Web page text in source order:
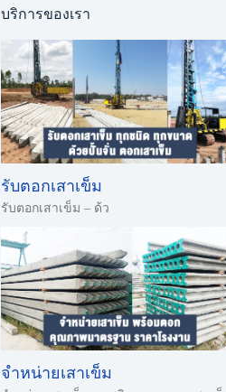
บริการของเรา
รับตอกเสาเข็ม
รับตอกเสาเข็ม – ด้ว
จำหน่ายเสาเข็ม